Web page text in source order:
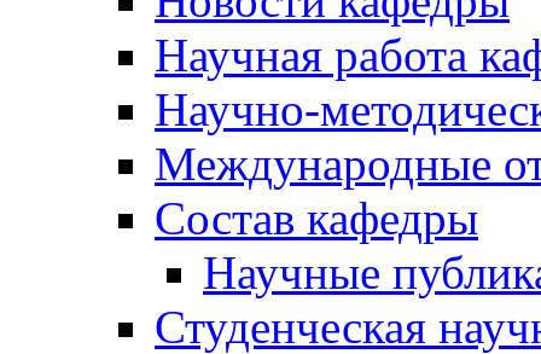
Научная работа
Научно-
Международные
Состав кафедры
Научные
Студенческая